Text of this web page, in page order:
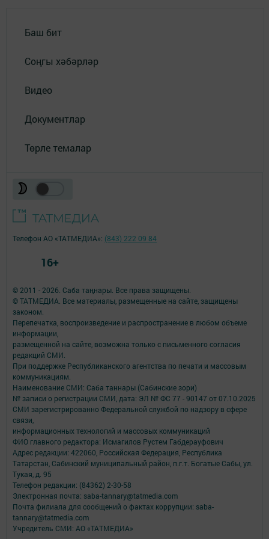
Баш бит
Соңгы хәбәрләр
Видео
Документлар
Төрле темалар
© 2011 - 2026. Саба таңнары. Все права защищены.
© ТАТМЕДИА. Все материалы, размещенные на сайте, защищены
законом.
Перепечатка, воспроизведение и распространение в любом объеме
информации,
размещенной на сайте, возможна только с письменного согласия
редакций СМИ.
При поддержке Республиканского агентства по печати и массовым
коммуникациям.
Наименование СМИ: Саба таннары (Сабинские зори)
№ записи о регистрации СМИ, дата: ЭЛ № ФС 77 - 90147 от 07.10.2025
СМИ зарегистрированно Федеральной службой по надзору в сфере
связи,
информационных технологий и массовых коммуникаций
ФИО главного редактора: Исмагилов Рустем Габдерауфович
Адрес редакции: 422060, Российская Федерация, Республика
Татарстан, Сабинский муниципальный район, п.г.т. Богатые Сабы, ул.
Тукая, д. 95
Телефон редакции: (84362) 2-30-58
Электронная почта: saba-tannary@tatmedia.com
Почта филиала для сообщений о фактах коррупции: saba-
tannary@tatmedia.com
Учредитель СМИ: АО «ТАТМЕДИА»
Телефон АО «ТАТМЕДИА»: (843) 222 09 84
16+